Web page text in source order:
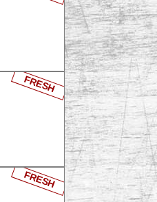
FRESH
FRESH